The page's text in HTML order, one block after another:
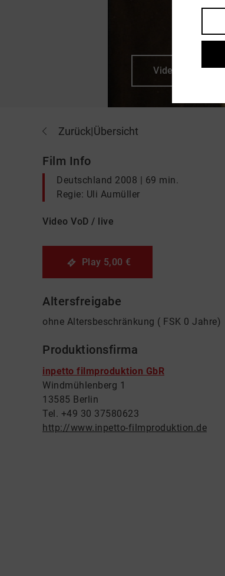
Videos ansehen
Zurück|Übersicht
Film Info
Deutschland 2008 | 69 min.
Regie: Uli Aumüller
Video VoD / live
Play 5,00 €
Altersfreigabe
ohne Altersbeschränkung ( FSK 0 Jahre)
Produktionsfirma
inpetto filmproduktion GbR
Windmühlenberg 1
13585 Berlin
Tel. +49 30 37580623
http://www.inpetto-filmproduktion.de